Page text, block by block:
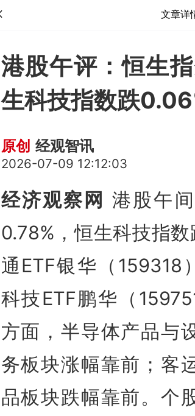
文章详
港股午评：恒生
生科技指数跌
原创 经观智讯
2026-07-09 12:12:03
经济观察网 港股午
0.78%，恒生科技指
通ETF银华（159318
科技ETF鹏华（
方面，半导体产品与
务板块涨幅靠前；客
品板块跌幅靠前。个